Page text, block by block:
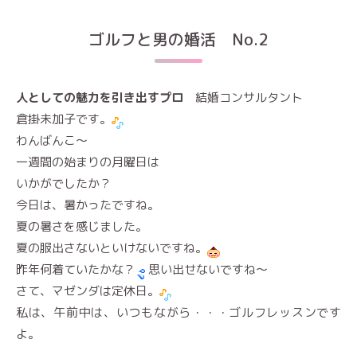
ゴルフと男の婚活 No.2
人としての魅力を引き出すプロ 結婚コンサルタント
倉掛未加子です。
わんばんこ～
一週間の始まりの月曜日は
いかがでしたか？
今日は、暑かったですね。
夏の暑さを感じました。
夏の服出さないといけないですね。
昨年何着ていたかな？
思い出せないですね～
さて、マゼンダは定休日。
私は、午前中は、いつもながら・・・ゴルフレッスンです
よ。